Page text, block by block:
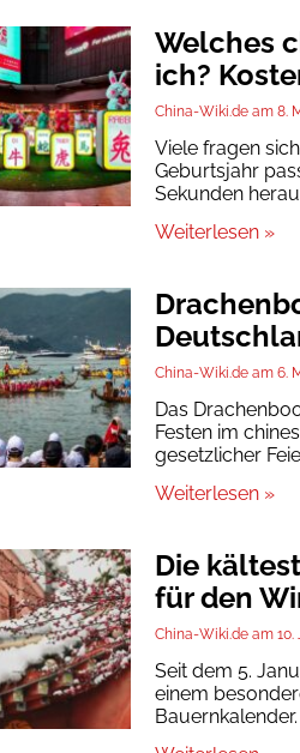
Welches
ich?
China-Wiki.de 8.
Viele fragen
Geburtsjahr
Sekunden
Weiterlesen »
China-Wiki.de 6.
Das
Festen im
gesetzlicher
Weiterlesen »
Die
für den
China-Wiki.de 10.
Seit dem 5.
einem